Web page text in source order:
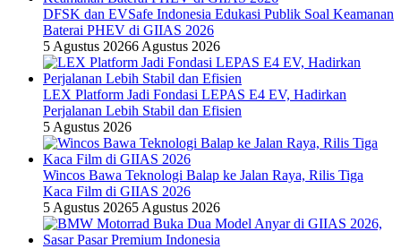
DFSK dan EVSafe Indonesia Edukasi Publik Soal Keamanan
Baterai PHEV di GIIAS 2026
5 Agustus 20266 Agustus 2026
LEX Platform Jadi Fondasi LEPAS E4 EV, Hadirkan
Perjalanan Lebih Stabil dan Efisien
5 Agustus 2026
Wincos Bawa Teknologi Balap ke Jalan Raya, Rilis Tiga
Kaca Film di GIIAS 2026
5 Agustus 20265 Agustus 2026